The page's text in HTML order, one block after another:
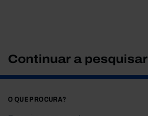
Continuar a pesquisar
O QUE PROCURA?